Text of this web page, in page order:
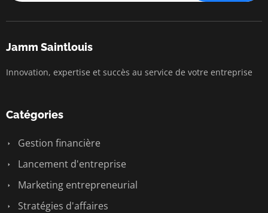
Jamm Saintlouis
Innovation, expertise et succès au service de votre entreprise
Catégories
Gestion financière
Lancement d'entreprise
Marketing entrepreneurial
Stratégies d'affaires